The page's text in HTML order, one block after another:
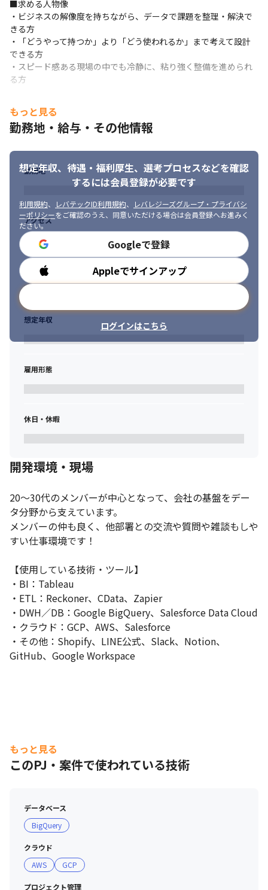
■求める人物像
・ビジネスの解像度を持ちながら、データで課題を整理・解決で
きる方
・「どうやって持つか」より「どう使われるか」まで考えて設計
できる方
・スピード感ある現場の中でも冷静に、粘り強く整備を進められ
る方
もっと見る
勤務地・給与・その他情報
想定年収、待遇・福利厚生、 選考プロセスなどを確認
するには会員登録が必要です
利用規約、 レバテックID利用規約、
レバレジーズグループ・プライバシ
ーポリシーをご確認のうえ、同意いただける場合は会員登録へお進みく
ださい。
Googleで登録
Appleでサインアップ
ログインはこちら
勤務地
アクセス
勤務時間
想定年収
雇用形態
休日・休暇
開発環境・現場
20～30代のメンバーが中心となって、会社の基盤をデー
タ分野から支えています。
メンバーの仲も良く、他部署との交流や質問や雑談もしや
すい仕事環境です！
【使用している技術・ツール】
・BI：Tableau
・ETL：Reckoner、CData、Zapier
・DWH／DB：Google BigQuery、Salesforce Data Cloud
・クラウド：GCP、AWS、Salesforce
・その他：Shopify、LINE公式、Slack、Notion、
GitHub、Google Workspace
もっと見る
このPJ・案件で使われている技術
データベース
BigQuery
クラウド
AWS
GCP
プロジェクト管理